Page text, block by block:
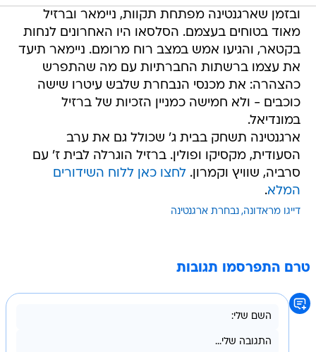
ובזמן שארגנטינה מפתחת תקוות, ניימאר וברזיל
מאוד בטוחים בעצמם. הסלסאו היו האחרונים לנחות
בקטאר, והגיעו אמש במצב רוח מרומם. ניימאר תיעד
את עצמו ברשתות החברתיות עם מה שהתפרש
כהצהרה: את מכנסי הנבחרת שלבש עיטרו שישה
כוכבים - ולא חמישה כמניין הזכיות של ברזיל
במונדיאל.
ארגנטינה תשחק בבית ג' שכולל גם את ערב
הסעודית, מקסיקו ופולין. ברזיל הוגרלה לבית ז' עם
סרביה, שוויץ וקמרון.לחצו כאן ללוח השידורים
המלא.
דייגו מראדונה נבחרת ארגנטינה
טרם התפרסמו תגובות